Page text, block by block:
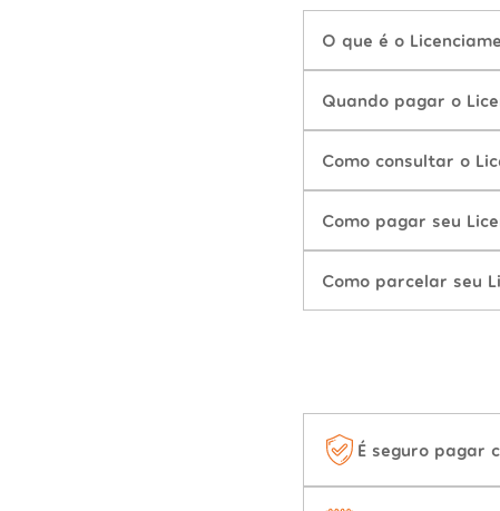
O que é o
Quando pagar o
Como consultar o
Como pagar seu
Como parcelar seu
É seguro pagar